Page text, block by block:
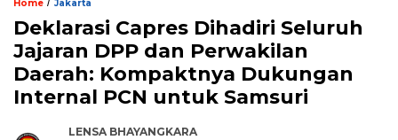
Home Jakarta
Deklarasi Capres Dihadiri Seluruh
Jajaran DPP dan Perwakilan
Daerah: Kompaktnya Dukungan
Internal PCN untuk Samsuri
LENSA BHAYANGKARA